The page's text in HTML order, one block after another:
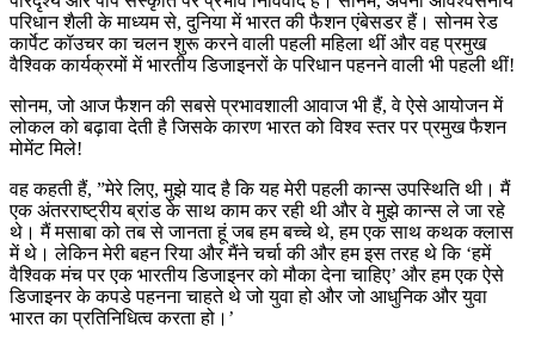
परिधान शैली के माध्यम से, दुनिया में भारत की फैशन एंबेसडर हैं। सोनम रेड
कार्पेट कॉउचर का चलन शुरू करने वाली पहली महिला थीं और वह प्रमुख
वैश्विक कार्यक्रमों में भारतीय डिजाइनरों के परिधान पहनने वाली भी पहली थीं!
सोनम, जो आज फैशन की सबसे प्रभावशाली आवाज भी हैं, वे ऐसे आयोजन में
लोकल को बढ़ावा देती है जिसके कारण भारत को विश्व स्तर पर प्रमुख फैशन
मोमेंट मिले!
वह कहती हैं, ”मेरे लिए, मुझे याद है कि यह मेरी पहली कान्स उपस्थिति थी। मैं
एक अंतरराष्ट्रीय ब्रांड के साथ काम कर रही थी और वे मुझे कान्स ले जा रहे
थे। मैं मसाबा को तब से जानता हूं जब हम बच्चे थे, हम एक साथ कथक क्लास
में थे। लेकिन मेरी बहन रिया और मैंने चर्चा की और हम इस तरह थे कि ‘हमें
वैश्विक मंच पर एक भारतीय डिजाइनर को मौका देना चाहिए’ और हम एक ऐसे
डिजाइनर के कपडे पहनना चाहते थे जो युवा हो और जो आधुनिक और युवा
भारत का प्रतिनिधित्व करता हो।’